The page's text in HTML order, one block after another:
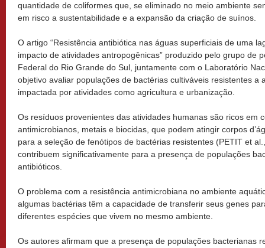
quantidade de coliformes que, se eliminado no meio ambiente
em risco a sustentabilidade e a expansão da criação de suínos.
O artigo “Resistência antibiótica nas águas superficiais de uma
impacto de atividades antropogênicas” produzido pelo grupo de
Federal do Rio Grande do Sul, juntamente com o Laboratório
objetivo avaliar populações de bactérias cultiváveis resistentes a
impactada por atividades como agricultura e urbanização.
Os resíduos provenientes das atividades humanas são ricos em
antimicrobianos, metais e biocidas, que podem atingir corpos
para a seleção de fenótipos de bactérias resistentes (PETIT et
contribuem significativamente para a presença de populações
antibióticos.
O problema com a resistência antimicrobiana no ambiente
algumas bactérias têm a capacidade de transferir seus genes
diferentes espécies que vivem no mesmo ambiente.
Os autores afirmam que a presença de populações bacterianas